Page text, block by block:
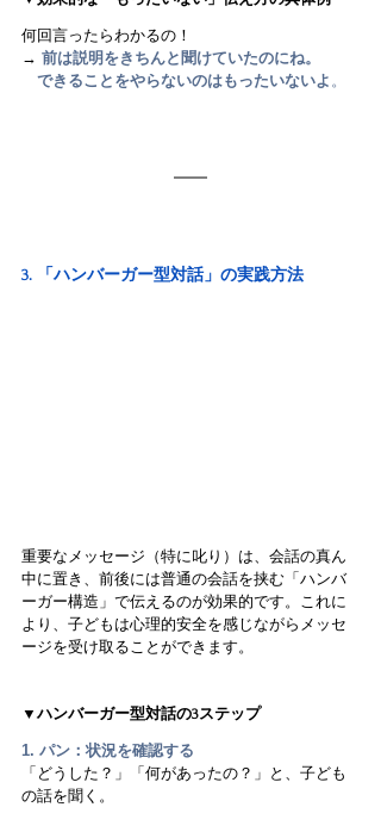
何回言ったらわかるの！
→ 前は説明をきちんと聞けていたのにね。
できることをやらないのはもったいないよ 。
3. 「ハンバーガー型対話」の実践方法
重要なメッセージ（特に叱り）は、会話の真ん
中に置き、前後には普通の会話を挟む「ハンバ
ーガー構造」で伝えるのが効果的です。これに
より、子どもは心理的安全を感じながらメッセ
ージを受け取ることができます。
▼ハンバーガー型対話の3ステップ
1. パン：状況を確認する
「どうした？」「何があったの？」と、子ども
の話を聞く。